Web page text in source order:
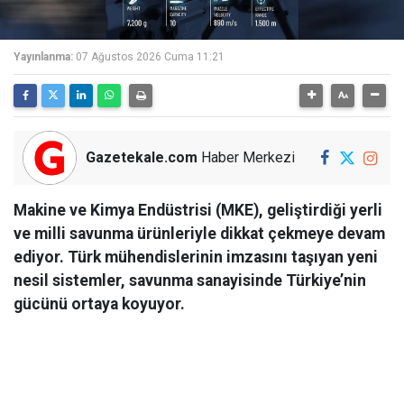
Yayınlanma: 07 Ağustos 2026 Cuma 11:21
Gazetekale.com Haber Merkezi
Makine ve Kimya Endüstrisi (MKE), geliştirdiği yerli
ve milli savunma ürünleriyle dikkat çekmeye devam
ediyor. Türk mühendislerinin imzasını taşıyan yeni
nesil sistemler, savunma sanayisinde Türkiye’nin
gücünü ortaya koyuyor.